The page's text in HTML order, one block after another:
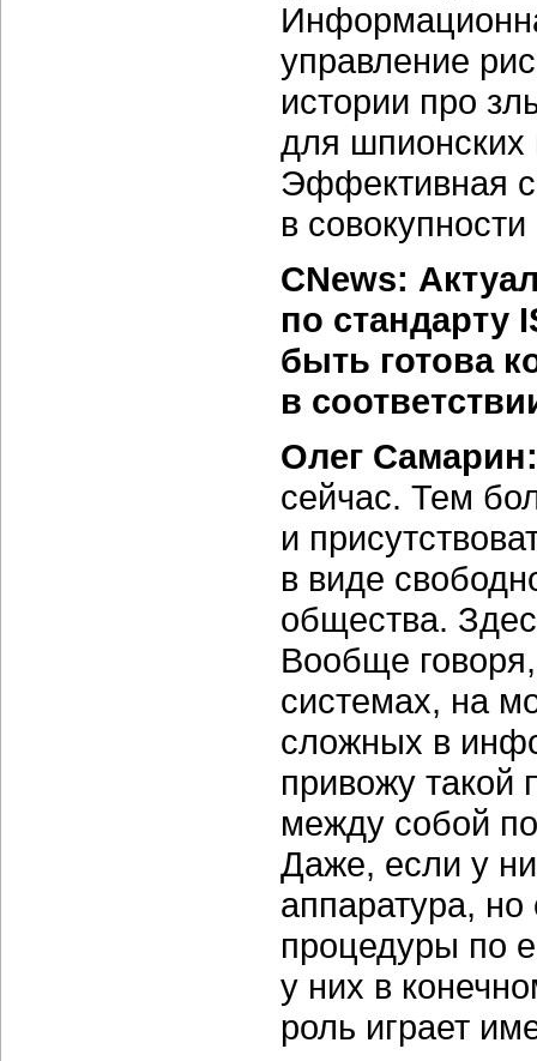
управление
истории про
для шпионских
Эффективная
в
CNews:
по стандарту
быть готова
в
Олег Самарин:
сейчас. Тем
и
в виде
общества.
Вообще
системах, на
сложных в
привожу такой
между собой
Даже, если у
аппаратура,
процедуры по
у них в
роль играет